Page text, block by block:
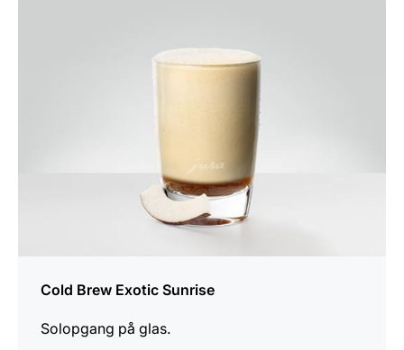
Cold Brew Exotic Sunrise
Solopgang på glas.